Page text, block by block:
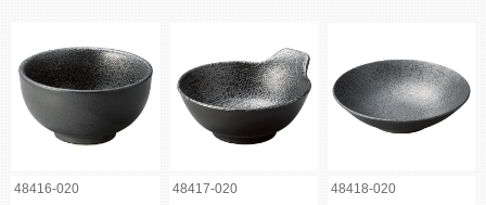
48416-020 48417-020
48418-020